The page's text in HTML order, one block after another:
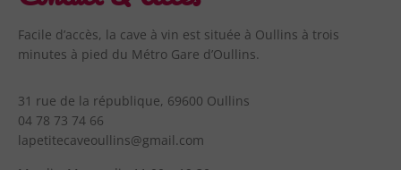
Facile d’accès, la cave à vin est située à Oullins à trois
minutes à pied du Métro Gare d’Oullins.
31 rue de la république, 69600 Oullins
04 78 73 74 66
lapetitecaveoullins@gmail.com